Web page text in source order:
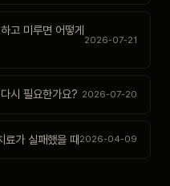
고 미루면 어떻게
2026-07-21
시 필요한가요? 2026-07-20
가 실패했을 때2026-04-09